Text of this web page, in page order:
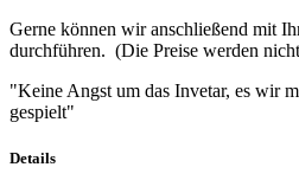
Gerne können wir anschließend mit
durchführen. (Die Preise werden
"Keine Angst um das Invetar, es wir
gespielt"
Details